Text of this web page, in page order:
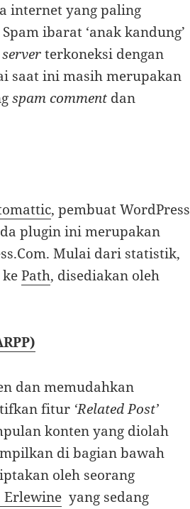
internet yang paling
ibarat ‘anak kandung’
terkoneksi dengan
saat ini masih merupakan
spam comment dan
, pembuat WordPress
plugin ini merupakan
Mulai dari statistik,
kePath, disediakan oleh
dan memudahkan
fitur ‘Related Post’
konten yang diolah
di bagian bawah
oleh seorang
Erlewine yang sedang